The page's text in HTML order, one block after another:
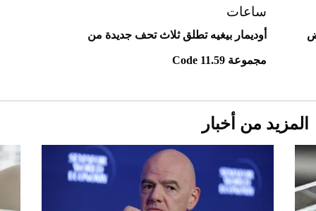
Aston Martin Valiant: على هوى الأبطال
ساعات
أوديمار بيغيه تطلق ثلاث تحف جديدة من
مجموعة Code 11.59
المزيد من أخبار